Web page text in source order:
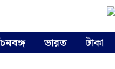
ভারত টাকা